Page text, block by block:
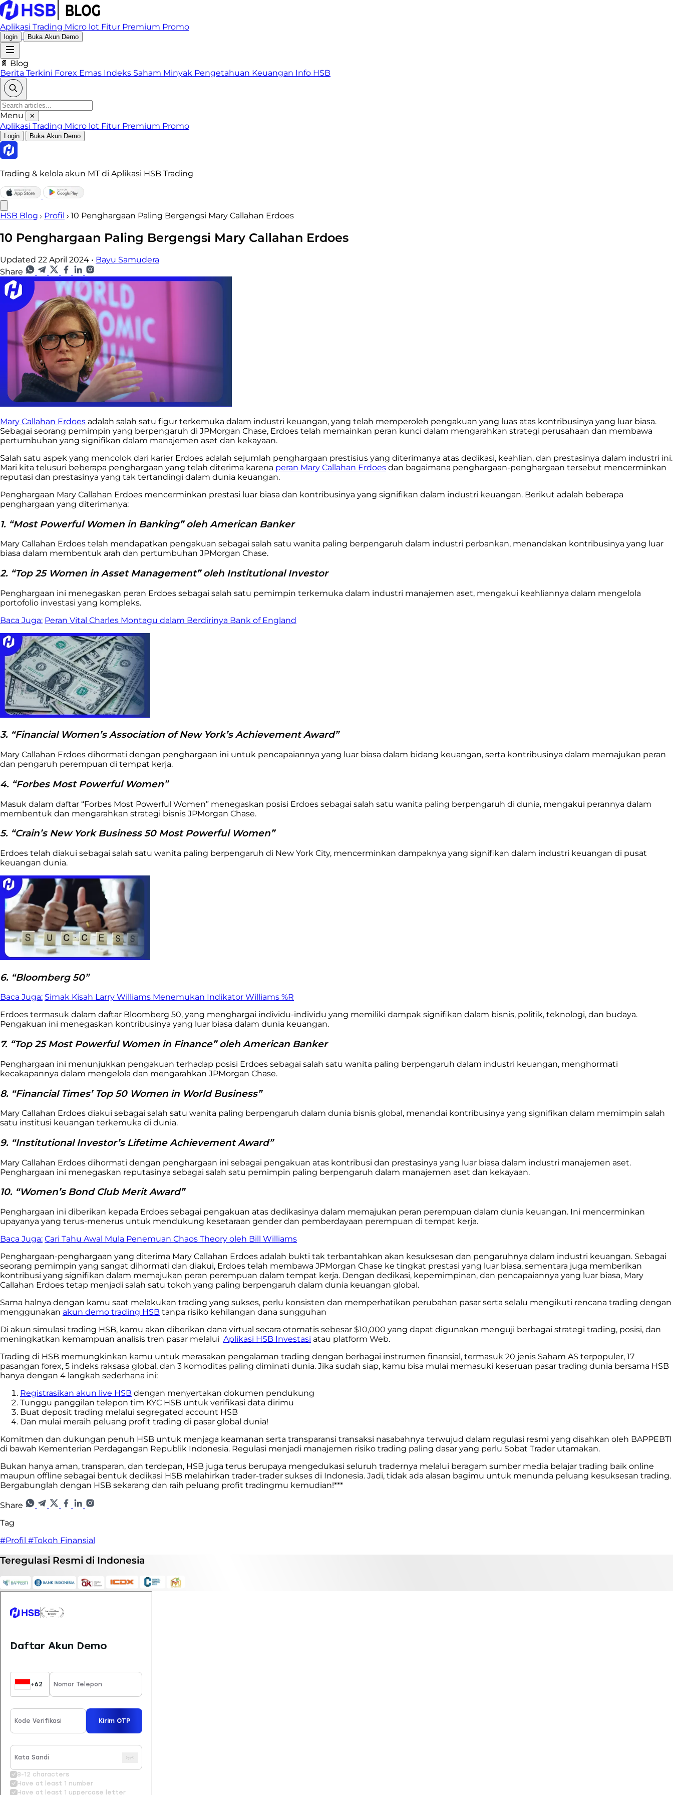
Aplikasi Trading Micro lot Fitur Premium Promo
login Buka Akun Demo
📄 Blog
Berita Terkini Forex Emas Indeks Saham Minyak Pengetahuan Keuangan Info HSB
Menu ✕
Aplikasi Trading Micro lot Fitur Premium Promo
Login Buka Akun Demo
Trading & kelola akun MT di Aplikasi HSB Trading
HSB Blog Profil 10 Penghargaan Paling Bergengsi Mary Callahan Erdoes
10 Penghargaan Paling Bergengsi Mary Callahan Erdoes
Updated 22 April 2024 • Bayu Samudera
Share
Mary Callahan Erdoes adalah salah satu figur terkemuka dalam industri keuangan, yang telah memperoleh pengakuan yang luas atas kontribusinya yang luar biasa.
Sebagai seorang pemimpin yang berpengaruh di JPMorgan Chase, Erdoes telah memainkan peran kunci dalam mengarahkan strategi perusahaan dan membawa
pertumbuhan yang signifikan dalam manajemen aset dan kekayaan.
Salah satu aspek yang mencolok dari karier Erdoes adalah sejumlah penghargaan prestisius yang diterimanya atas dedikasi, keahlian, dan prestasinya dalam industri ini.
Mari kita telusuri beberapa penghargaan yang telah diterima karena peran Mary Callahan Erdoes dan bagaimana penghargaan-penghargaan tersebut mencerminkan
reputasi dan prestasinya yang tak tertandingi dalam dunia keuangan.
Penghargaan Mary Callahan Erdoes mencerminkan prestasi luar biasa dan kontribusinya yang signifikan dalam industri keuangan. Berikut adalah beberapa
penghargaan yang diterimanya:
1. “Most Powerful Women in Banking” oleh American Banker
Mary Callahan Erdoes telah mendapatkan pengakuan sebagai salah satu wanita paling berpengaruh dalam industri perbankan, menandakan kontribusinya yang luar
biasa dalam membentuk arah dan pertumbuhan JPMorgan Chase.
2. “Top 25 Women in Asset Management” oleh Institutional Investor
Penghargaan ini menegaskan peran Erdoes sebagai salah satu pemimpin terkemuka dalam industri manajemen aset, mengakui keahliannya dalam mengelola
portofolio investasi yang kompleks.
Baca Juga: Peran Vital Charles Montagu dalam Berdirinya Bank of England
3. “Financial Women’s Association of New York’s Achievement Award”
Mary Callahan Erdoes dihormati dengan penghargaan ini untuk pencapaiannya yang luar biasa dalam bidang keuangan, serta kontribusinya dalam memajukan peran
dan pengaruh perempuan di tempat kerja.
4. “Forbes Most Powerful Women”
Masuk dalam daftar “Forbes Most Powerful Women” menegaskan posisi Erdoes sebagai salah satu wanita paling berpengaruh di dunia, mengakui perannya dalam
membentuk dan mengarahkan strategi bisnis JPMorgan Chase.
5. “Crain’s New York Business 50 Most Powerful Women”
Erdoes telah diakui sebagai salah satu wanita paling berpengaruh di New York City, mencerminkan dampaknya yang signifikan dalam industri keuangan di pusat
keuangan dunia.
6. “Bloomberg 50”
Baca Juga: Simak Kisah Larry Williams Menemukan Indikator Williams %R
Erdoes termasuk dalam daftar Bloomberg 50, yang menghargai individu-individu yang memiliki dampak signifikan dalam bisnis, politik, teknologi, dan budaya.
Pengakuan ini menegaskan kontribusinya yang luar biasa dalam dunia keuangan.
7. “Top 25 Most Powerful Women in Finance” oleh American Banker
Penghargaan ini menunjukkan pengakuan terhadap posisi Erdoes sebagai salah satu wanita paling berpengaruh dalam industri keuangan, menghormati
kecakapannya dalam mengelola dan mengarahkan JPMorgan Chase.
8. “Financial Times’ Top 50 Women in World Business”
Mary Callahan Erdoes diakui sebagai salah satu wanita paling berpengaruh dalam dunia bisnis global, menandai kontribusinya yang signifikan dalam memimpin salah
satu institusi keuangan terkemuka di dunia.
9. “Institutional Investor’s Lifetime Achievement Award”
Mary Callahan Erdoes dihormati dengan penghargaan ini sebagai pengakuan atas kontribusi dan prestasinya yang luar biasa dalam industri manajemen aset.
Penghargaan ini menegaskan reputasinya sebagai salah satu pemimpin paling berpengaruh dalam manajemen aset dan kekayaan.
10. “Women’s Bond Club Merit Award”
Penghargaan ini diberikan kepada Erdoes sebagai pengakuan atas dedikasinya dalam memajukan peran perempuan dalam dunia keuangan. Ini mencerminkan
upayanya yang terus-menerus untuk mendukung kesetaraan gender dan pemberdayaan perempuan di tempat kerja.
Baca Juga: Cari Tahu Awal Mula Penemuan Chaos Theory oleh Bill Williams
Penghargaan-penghargaan yang diterima Mary Callahan Erdoes adalah bukti tak terbantahkan akan kesuksesan dan pengaruhnya dalam industri keuangan. Sebagai
seorang pemimpin yang sangat dihormati dan diakui, Erdoes telah membawa JPMorgan Chase ke tingkat prestasi yang luar biasa, sementara juga memberikan
kontribusi yang signifikan dalam memajukan peran perempuan dalam tempat kerja. Dengan dedikasi, kepemimpinan, dan pencapaiannya yang luar biasa, Mary
Callahan Erdoes tetap menjadi salah satu tokoh yang paling berpengaruh dalam dunia keuangan global.
Sama halnya dengan kamu saat melakukan trading yang sukses, perlu konsisten dan memperhatikan perubahan pasar serta selalu mengikuti rencana trading dengan
menggunakan akun demo trading HSB tanpa risiko kehilangan dana sungguhan
Di akun simulasi trading HSB, kamu akan diberikan dana virtual secara otomatis sebesar $10,000 yang dapat digunakan menguji berbagai strategi trading, posisi, dan
meningkatkan kemampuan analisis tren pasar melalui Aplikasi HSB Investasi atau platform Web.
Trading di HSB memungkinkan kamu untuk merasakan pengalaman trading dengan berbagai instrumen finansial, termasuk 20 jenis Saham AS terpopuler, 17
pasangan forex, 5 indeks raksasa global, dan 3 komoditas paling diminati dunia. Jika sudah siap, kamu bisa mulai memasuki keseruan pasar trading dunia bersama HSB
hanya dengan 4 langkah sederhana ini:
Registrasikan akun live HSB dengan menyertakan dokumen pendukung
Tunggu panggilan telepon tim KYC HSB untuk verifikasi data dirimu
Buat deposit trading melalui segregated account HSB
Dan mulai meraih peluang profit trading di pasar global dunia!
Komitmen dan dukungan penuh HSB untuk menjaga keamanan serta transparansi transaksi nasabahnya terwujud dalam regulasi resmi yang disahkan oleh BAPPEBTI
di bawah Kementerian Perdagangan Republik Indonesia. Regulasi menjadi manajemen risiko trading paling dasar yang perlu Sobat Trader utamakan.
Bukan hanya aman, transparan, dan terdepan, HSB juga terus berupaya mengedukasi seluruh tradernya melalui beragam sumber media belajar trading baik online
maupun offline sebagai bentuk dedikasi HSB melahirkan trader-trader sukses di Indonesia. Jadi, tidak ada alasan bagimu untuk menunda peluang kesuksesan trading.
Bergabunglah dengan HSB sekarang dan raih peluang profit tradingmu kemudian!***
Share
Tag
#Profil #Tokoh Finansial
Teregulasi Resmi di Indonesia